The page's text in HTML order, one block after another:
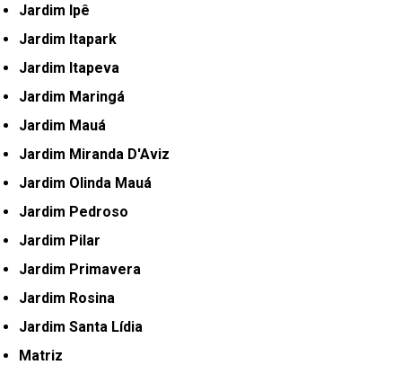
Jardim Ipê
Jardim Itapark
Jardim Itapeva
Jardim Maringá
Jardim Mauá
Jardim Miranda D'Aviz
Jardim Olinda Mauá
Jardim Pedroso
Jardim Pilar
Jardim Primavera
Jardim Rosina
Jardim Santa Lídia
Matriz